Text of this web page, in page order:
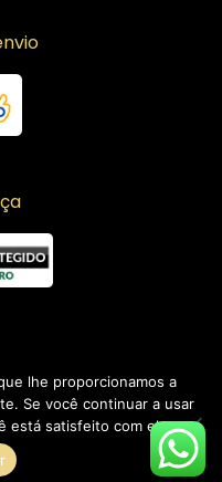
| Desenvolvido por
lhe proporcionamos a
Se você continuar a usar
está satisfeito com ele.